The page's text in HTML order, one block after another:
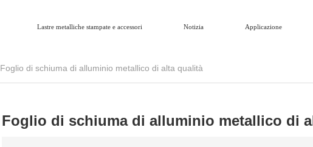
Lastre metalliche stampate e accessori Notizia Applicazione
Foglio di schiuma di alluminio metallico di alta qualità
Foglio di schiuma di alluminio metallico di